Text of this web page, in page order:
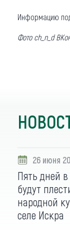
Информацию
Фото ch_n_d
26 июня
Пять дней
будут
народной
селе Искра